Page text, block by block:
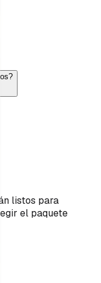
listos para
el paquete